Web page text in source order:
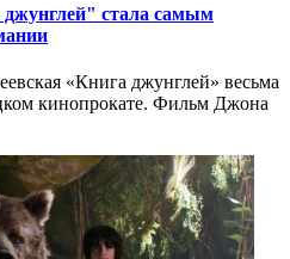
стала самым
«Книга джунглей» весьма
кинопрокате. Фильм Джона